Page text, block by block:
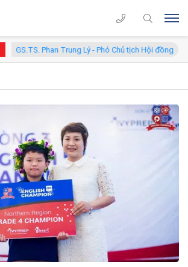
GS.TS. Phan Trung Lý - Phó Chủ tịch Hội đồng